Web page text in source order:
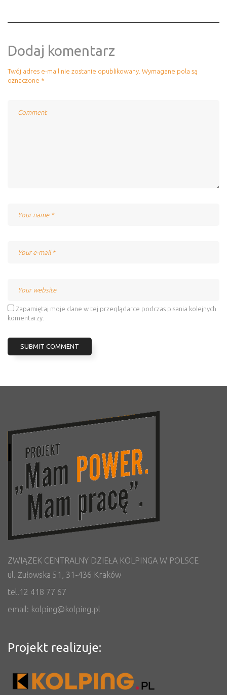
Dodaj komentarz
Twój adres e-mail nie zostanie opublikowany. Wymagane pola są
oznaczone *
Zapamiętaj moje dane w tej przeglądarce podczas pisania kolejnych
komentarzy.
ZWIĄZEK CENTRALNY DZIEŁA KOLPINGA W POLSCE
ul. Żułowska 51, 31-436 Kraków
tel.12 418 77 67
email: kolping@kolping.pl
Projekt realizuje: